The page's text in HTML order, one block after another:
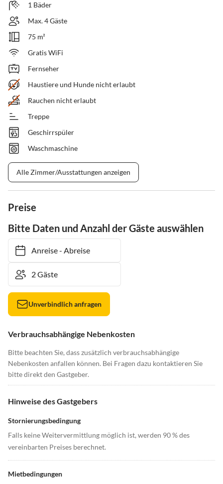
1 Bäder
Max. 4 Gäste
75 m²
Gratis WiFi
Fernseher
Haustiere und Hunde nicht erlaubt
Rauchen nicht erlaubt
Treppe
Geschirrspüler
Waschmaschine
Alle Zimmer/Ausstattungen anzeigen
Preise
Bitte Daten und Anzahl der Gäste auswählen
Anreise- Abreise
Unverbindlich anfragen
Verbrauchsabhängige Nebenkosten
Bitte beachten Sie, dass zusätzlich verbrauchsabhängige
Nebenkosten anfallen können. Bei Fragen dazu kontaktieren Sie
bitte direkt den Gastgeber.
Hinweise des Gastgebers
Stornierungsbedingung
Falls keine Weitervermittlung möglich ist, werden 90 % des
vereinbarten Preises berechnet.
Mietbedingungen